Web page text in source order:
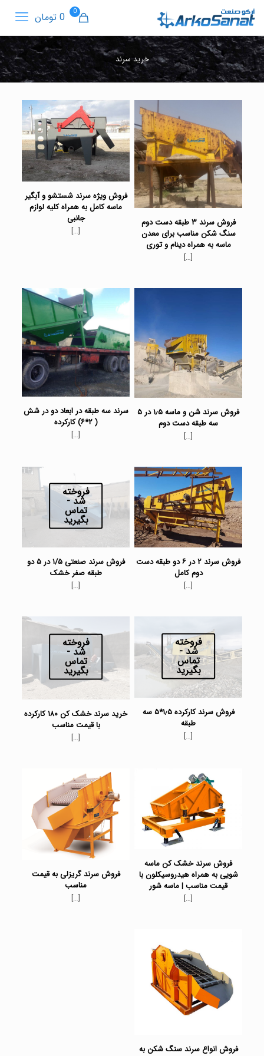
0 0 تومان
خرید سرند
فروش سرند ۳ طبقه دست دوم
سنگ شکن مناسب برای معدن
ماسه به همراه دینام و توری
[…]
فروش ویژه سرند شستشو و آبگیر
ماسه کامل به همراه کلیه لوازم
جانبی
[…]
فروش سرند شن و ماسه ۱٫۵ در ۵
سه طبقه دست دوم
[…]
سرند سه طبقه در ابعاد دو در شش
( ۲*۶) کارکرده
[…]
فروش سرند ۲ در ۶ دو طبقه دست
دوم کامل
[…]
فروخته
شد -
تماس
بگیرید
فروش سرند صنعتی ۱/۵ در ۵ دو
طبقه صفر خشک
[…]
فروخته
شد -
تماس
بگیرید
فروش سرند کارکرده ۱٫۵*۵ سه
طبقه
[…]
فروخته
شد -
تماس
بگیرید
خرید سرند خشک کن ۱۸۰ کارکرده
با قیمت مناسب
[…]
فروش سرند خشک کن ماسه
شویی به همراه هیدروسیکلون با
قیمت مناسب | ماسه شور
[…]
فروش سرند گریزلی به قیمت
مناسب
[…]
فروش انواع سرند سنگ شکن به